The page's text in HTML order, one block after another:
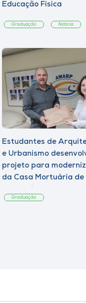
Educação Física
Graduação Notícia
Estudantes de
e Urbanismo
projeto para
da Casa Mortuária de
Graduação